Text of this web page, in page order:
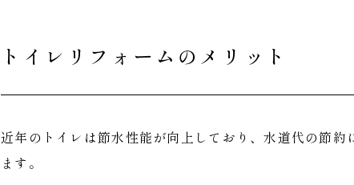
トイレリフォームのメリット
近年のトイレは節水性能が向上しており、水道代の節
ます。